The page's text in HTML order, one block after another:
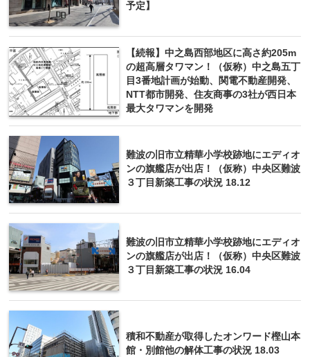
予定】
【続報】中之島西部地区に高さ約205m
の超高層タワマン！（仮称）中之島五丁
目3番地計画が始動、関電不動産開発、
NTT都市開発、住友商事の3社が西日本
最大タワマンを開発
難波の旧市立精華小学校跡地にエディオ
ンの旗艦店が出店！（仮称）中央区難波
３丁目新築工事の状況 18.12
難波の旧市立精華小学校跡地にエディオ
ンの旗艦店が出店！（仮称）中央区難波
３丁目新築工事の状況 16.04
積和不動産が取得したオンワード樫山本
館・別館他の解体工事の状況 18.03